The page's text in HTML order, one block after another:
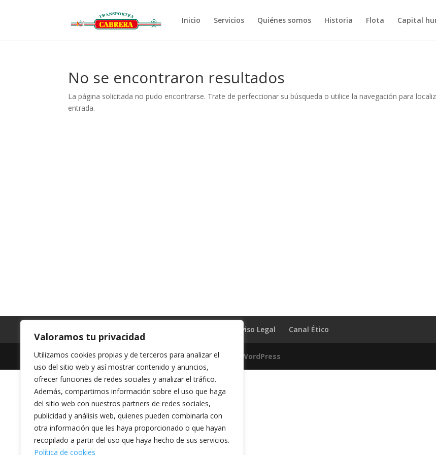
Valoramos tu privacidad
Utilizamos cookies propias y de terceros para analizar el
uso del sitio web y así mostrar contenido y anuncios,
ofrecer funciones de redes sociales y analizar el tráfico.
Además, compartimos información sobre el uso que haga
del sitio web con nuestros partners de redes sociales,
publicidad y análisis web, quienes pueden combinarla con
otra información que les haya proporcionado o que hayan
recopilado a partir del uso que haya hecho de sus servicios.
Política de cookies
Inicio Servicios Quiénes somos Historia Flota Capital
No se encontraron resultados
La página solicitada no pudo encontrarse. Trate de perfeccionar su búsqueda o utilice la navegación para
entrada.
Aviso Legal Canal Ético
Diseñado porElegant Themes| Desarrollado por WordPress